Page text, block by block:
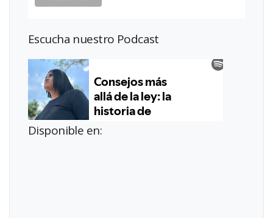
Escucha nuestro Podcast
Disponible en: